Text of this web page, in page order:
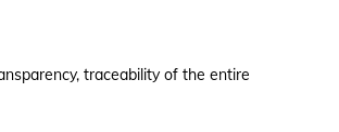
traceability of the entire